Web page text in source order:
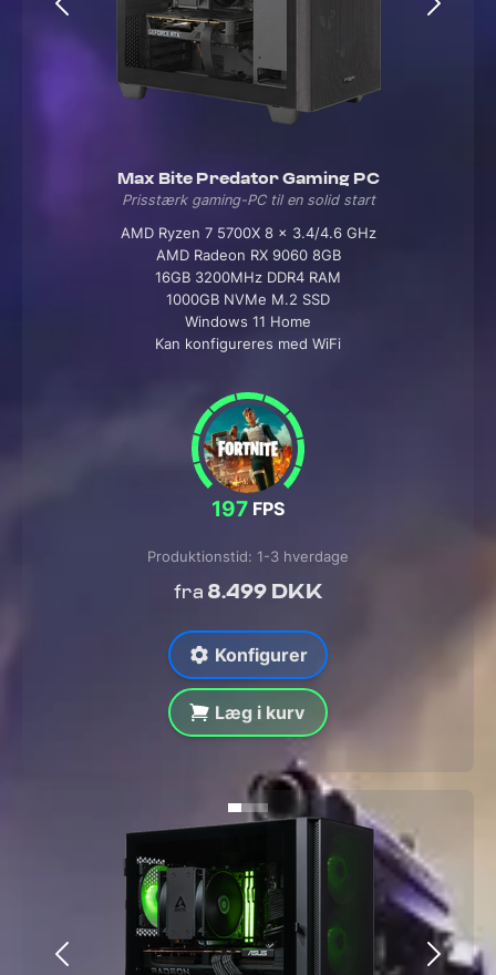
Max Bite Predator Gaming PC
Prisstærk gaming-PC til en solid start
AMD Ryzen 7 5700X 8 x 3.4/4.6 GHz
AMD Radeon RX 9060 8GB
16GB 3200MHz DDR4 RAM
1000GB NVMe M.2 SSD
Windows 11 Home
Kan konfigureres med WiFi
197 FPS
fra 8.499 DKK
Produktionstid: 1-3 hverdage
Konfigurer
Læg i kurv